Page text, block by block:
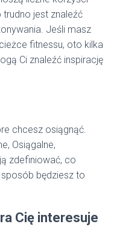
jest znaleźć
Jeśli masz
fitnessu, oto kilka
Ci znaleźć inspirację
chcesz osiągnąć.
Osiągalne,
zdefiniować, co
będziesz to
Cię interesuje